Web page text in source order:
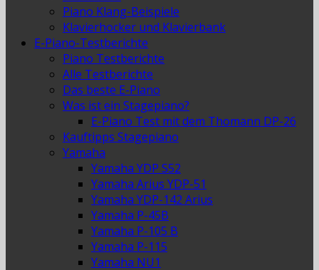
Piano Klang-Beispiele
Klavierhocker und Klavierbank
E-Piano-Testberichte
Piano Testberichte
Alle Testberichte
Das beste E-Piano
Was ist ein Stagepiano?
E-Piano Test mit dem Thomann DP-26
Kauftipps Stagepiano
Yamaha
Yamaha YDP S52
Yamaha Arius YDP-51
Yamaha YDP-142 Arius
Yamaha P-45B
Yamaha P-105 B
Yamaha P-115
Yamaha NU1